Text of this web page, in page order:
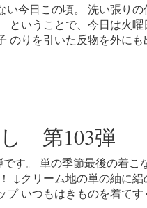
今日この頃。 洗い張り
ということで、今日は火
のりを引いた反物を外に
第103弾
す。 単の季節最後の着こ
↓クリーム地の単の紬に
いつもはきものを着て